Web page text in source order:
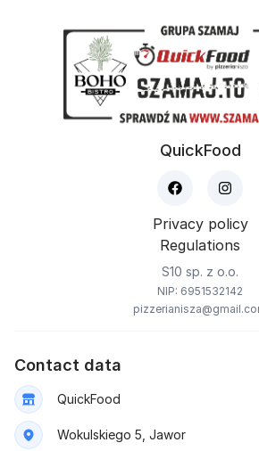
QuickFood
Privacy policy
Regulations
S10 sp. z o.o.
NIP: 6951532142
Contact data
QuickFood
Wokulskiego 5, Jawor